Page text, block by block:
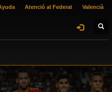
Atenció al Federat Valencià